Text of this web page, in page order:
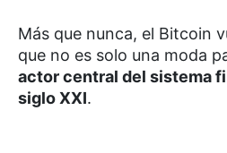
Más que nunca, el Bitcoin
que no es solo una moda
actor central del sistema
siglo XXI.